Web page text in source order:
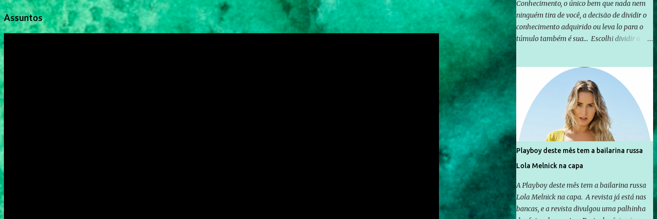
Assuntos
Conhecimento, o único bem que nada nem
ninguém tira de você, a decisão de dividir o
conhecimento adquirido ou leva lo para o
túmulo também é sua... Escolhi dividir o
mais e mais pessoas terem acesso a
educação e ao conhecimento. Não sou
Professor, a mais nobre das profissões, mas
tento ser um empreendedor da
comunicação, que além de informação
cotidiana, corriqueira e cada vez mais
preocupantes, do tipo que você já esta
acostumado a ver neste espaço, vou
trabalhar a ideia que possibilite distribuir
consistente a riqueza do conhecimento...
Exemplo: o cidadão brasileiro não precisa só
ser informado sobre operações da Lava Jato,
Playboy deste mês tem a bailarina russa
Lola Melnick na capa
A Playboy deste mês tem a bailarina russa
Lola Melnick na capa. A revista já está nas
bancas, e a revista divulgou uma palhinha